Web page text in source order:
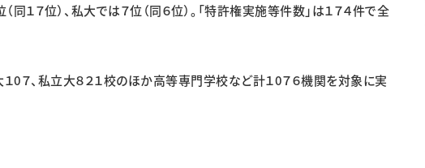
１７位）、私大では７位（同６位）。「特許権実施等件数」は１７４件で全
0７、私立大８２１校のほか高等専門学校など計１0７６機関を対象に実